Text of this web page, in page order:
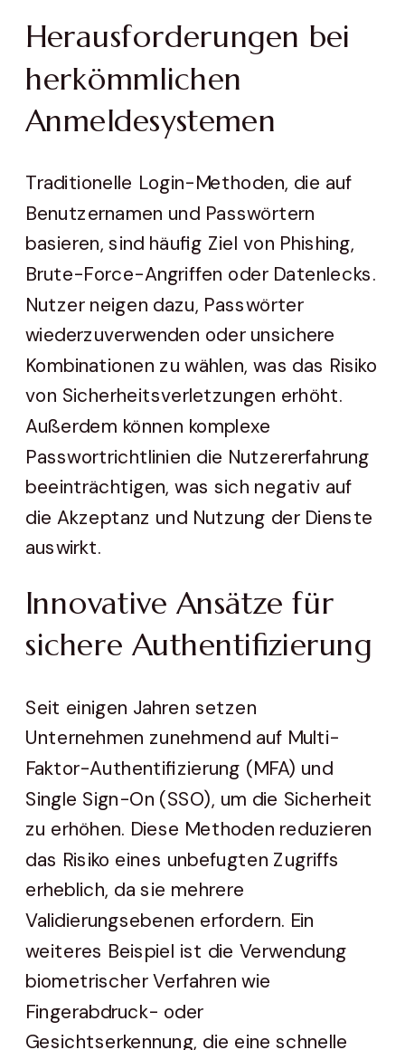
Herausforderungen bei
herkömmlichen
Anmeldesystemen
Traditionelle Login-Methoden, die auf
Benutzernamen und Passwörtern
basieren, sind häufig Ziel von Phishing,
Brute-Force-Angriffen oder Datenlecks.
Nutzer neigen dazu, Passwörter
wiederzuverwenden oder unsichere
Kombinationen zu wählen, was das Risiko
von Sicherheitsverletzungen erhöht.
Außerdem können komplexe
Passwortrichtlinien die Nutzererfahrung
beeinträchtigen, was sich negativ auf
die Akzeptanz und Nutzung der Dienste
auswirkt.
Innovative Ansätze für
sichere Authentifizierung
Seit einigen Jahren setzen
Unternehmen zunehmend auf Multi-
Faktor-Authentifizierung (MFA) und
Single Sign-On (SSO), um die Sicherheit
zu erhöhen. Diese Methoden reduzieren
das Risiko eines unbefugten Zugriffs
erheblich, da sie mehrere
Validierungsebenen erfordern. Ein
weiteres Beispiel ist die Verwendung
biometrischer Verfahren wie
Fingerabdruck- oder
Gesichtserkennung, die eine schnelle